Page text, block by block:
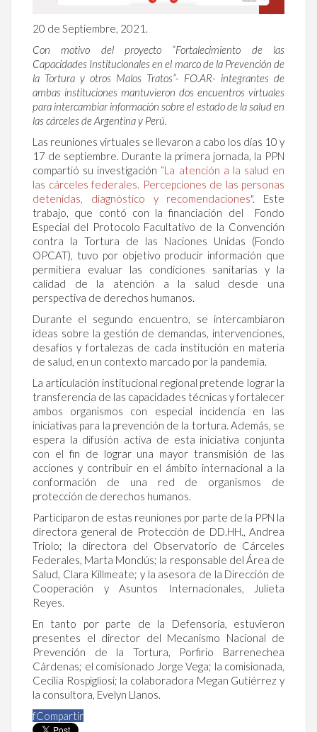
20 de Septiembre, 2021.
Con motivo del proyecto “Fortalecimiento de las
Capacidades Institucionales en el marco de la Prevención de
la Tortura y otros Malos Tratos”- FO.AR- integrantes de
ambas instituciones mantuvieron dos encuentros virtuales
para intercambiar información sobre el estado de la salud en
las cárceles de Argentina y Perú.
Las reuniones virtuales se llevaron a cabo los días 10 y
17 de septiembre. Durante la primera jornada, la PPN
compartió su investigación “La atención a la salud en
las cárceles federales. Percepciones de las personas
detenidas, diagnóstico y recomendaciones". Este
trabajo, que contó con la financiación del Fondo
Especial del Protocolo Facultativo de la Convención
contra la Tortura de las Naciones Unidas (Fondo
OPCAT), tuvo por objetivo producir información que
permitiera evaluar las condiciones sanitarias y la
calidad de la atención a la salud desde una
perspectiva de derechos humanos.
Durante el segundo encuentro, se intercambiaron
ideas sobre la gestión de demandas, intervenciones,
desafíos y fortalezas de cada institución en materia
de salud, en un contexto marcado por la pandemia.
La articulación institucional regional pretende lograr la
transferencia de las capacidades técnicas y fortalecer
ambos organismos con especial incidencia en las
iniciativas para la prevención de la tortura. Además, se
espera la difusión activa de esta iniciativa conjunta
con el fin de lograr una mayor transmisión de las
acciones y contribuir en el ámbito internacional a la
conformación de una red de organismos de
protección de derechos humanos.
Participaron de estas reuniones por parte de la PPN la
directora general de Protección de DD.HH., Andrea
Triolo; la directora del Observatorio de Cárceles
Federales, Marta Monclús; la responsable del Área de
Salud, Clara Killmeate; y la asesora de la Dirección de
Cooperación y Asuntos Internacionales, Julieta
Reyes.
En tanto por parte de la Defensoría, estuvieron
presentes el director del Mecanismo Nacional de
Prevención de la Tortura, Porfirio Barrenechea
Cárdenas; el comisionado Jorge Vega; la comisionada,
Cecilia Rospigliosi; la colaboradora Megan Gutiérrez y
la consultora, Evelyn Llanos.
fCompartir